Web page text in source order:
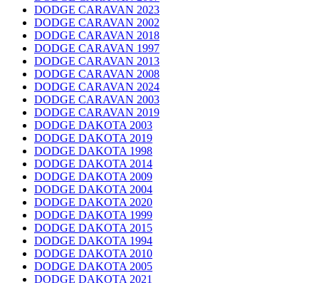
DODGE CARAVAN 2023
DODGE CARAVAN 2002
DODGE CARAVAN 2018
DODGE CARAVAN 1997
DODGE CARAVAN 2013
DODGE CARAVAN 2008
DODGE CARAVAN 2024
DODGE CARAVAN 2003
DODGE CARAVAN 2019
DODGE DAKOTA 2003
DODGE DAKOTA 2019
DODGE DAKOTA 1998
DODGE DAKOTA 2014
DODGE DAKOTA 2009
DODGE DAKOTA 2004
DODGE DAKOTA 2020
DODGE DAKOTA 1999
DODGE DAKOTA 2015
DODGE DAKOTA 1994
DODGE DAKOTA 2010
DODGE DAKOTA 2005
DODGE DAKOTA 2021